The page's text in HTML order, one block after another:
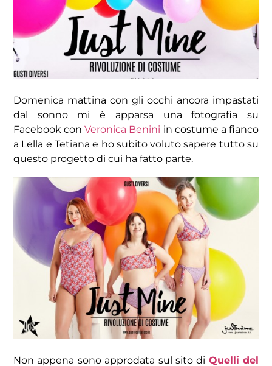
Domenica mattina con gli occhi ancora impastati
dal sonno mi è apparsa una fotografia su
Facebook conVeronica Benini in costume a fianco
a Lella e Tetiana e ho subito voluto sapere tutto su
questo progetto di cui ha fatto parte.
Non appena sono approdata sul sito di Quelli del